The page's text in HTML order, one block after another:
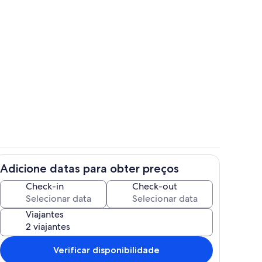
Interior
Adicione datas para obter preços
Check-in Check-out
Viajantes
Verificar disponibilidade